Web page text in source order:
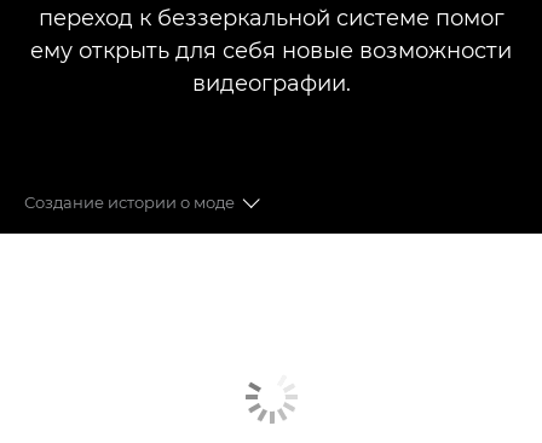
переход к беззеркальной системе помог
ему открыть для себя новые возможности
видеографии.
Создание истории о моде
Развеиваем мифы о создании видео